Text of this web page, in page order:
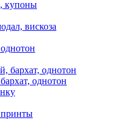
купоны
вискоза
бархат, однотон
однотон
принты